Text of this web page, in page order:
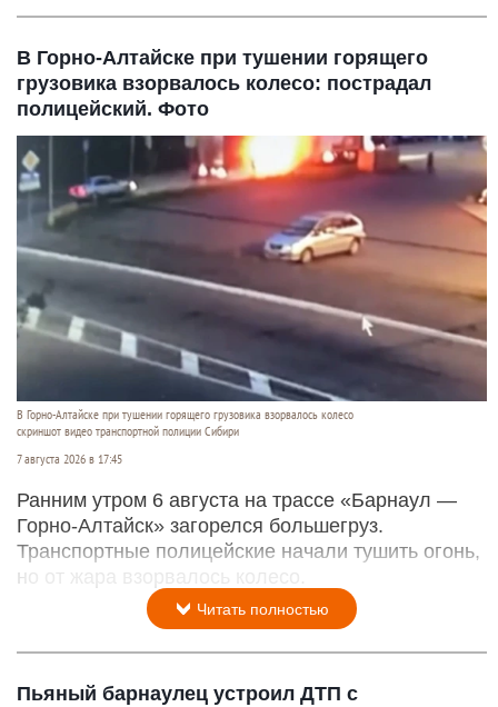
В Горно-Алтайске при тушении горящего
грузовика взорвалось колесо: пострадал
полицейский. Фото
В Горно-Алтайске при тушении горящего грузовика взорвалось колесо
скриншот видео транспортной полиции Сибири
7 августа 2026 в 17:45
Ранним утром 6 августа на трассе «Барнаул —
Горно-Алтайск» загорелся большегруз.
Транспортные полицейские начали тушить огонь,
но от жара взорвалось колесо.
Читать полностью
Пьяный барнаулец устроил ДТП с